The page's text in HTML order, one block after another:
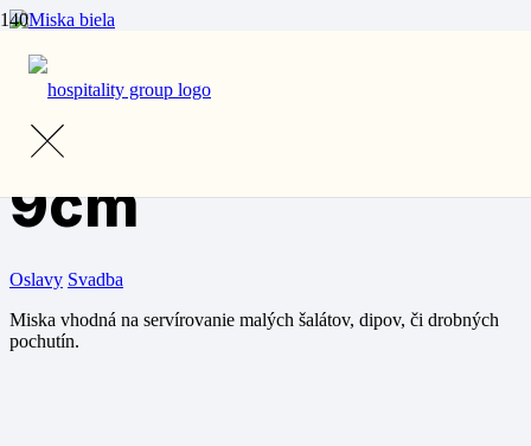
Miska biela ø
9cm
Oslavy Svadba
Miska vhodná na servírovanie malých šalátov, dipov, či drobných
pochutín.